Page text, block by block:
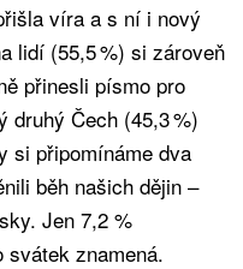
víra a s ní i nový
lidí (55,5 %) si zároveň
přinesli písmo pro
druhý Čech (45,3 %)
si připomínáme dva
běh našich dějin –
Jen 7,2 %
svátek znamená.